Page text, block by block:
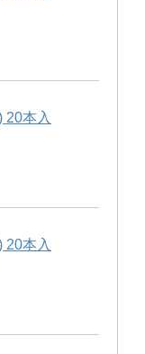
20本入
20本入